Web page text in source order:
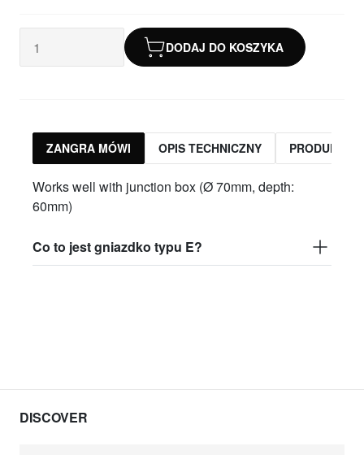
DODAJ DO KOSZYKA
ZANGRA MÓWI OPIS TECHNICZNY PRODUKTY
Works well with junction box (Ø 70mm, depth:
60mm)
Co to jest gniazdko typu E?
DISCOVER